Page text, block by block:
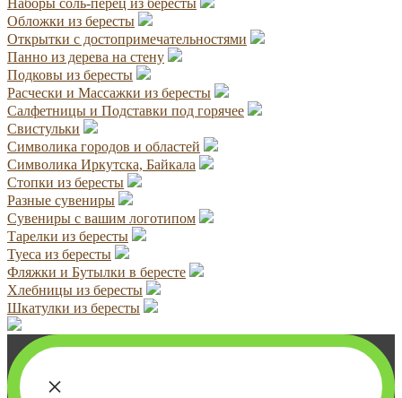
Наборы соль-перец из бересты
Обложки из бересты
Открытки с достопримечательностями
Панно из дерева на стену
Подковы из бересты
Расчески и Массажки из бересты
Салфетницы и Подставки под горячее
Свистульки
Символика городов и областей
Символика Иркутска, Байкала
Стопки из бересты
Разные сувениры
Сувениры с вашим логотипом
Тарелки из бересты
Туеса из бересты
Фляжки и Бутылки в бересте
Хлебницы из бересты
Шкатулки из бересты
×